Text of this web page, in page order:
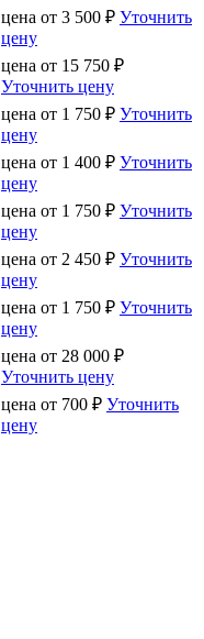
цена от 3 500 ₽ Уточнить
цену
цена от 15 750 ₽
Уточнить цену
цена от 1 750 ₽ Уточнить
цену
цена от 1 400 ₽ Уточнить
цену
цена от 1 750 ₽ Уточнить
цену
цена от 2 450 ₽ Уточнить
цену
цена от 1 750 ₽ Уточнить
цену
цена от 28 000 ₽
Уточнить цену
цена от 700 ₽ Уточнить
цену